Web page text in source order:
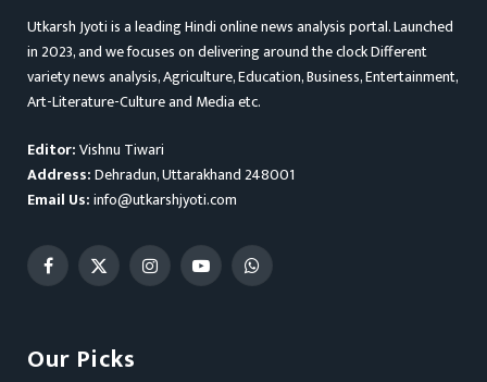
Utkarsh Jyoti is a leading Hindi online news analysis portal. Launched
in 2023, and we focuses on delivering around the clock Different
variety news analysis, Agriculture, Education, Business, Entertainment,
Art-Literature-Culture and Media etc.
Editor:Vishnu Tiwari
Address:Dehradun, Uttarakhand 248001
Email Us:info@utkarshjyoti.com
Facebook
X
InstagramYouTubeWhatsApp
Our Picks